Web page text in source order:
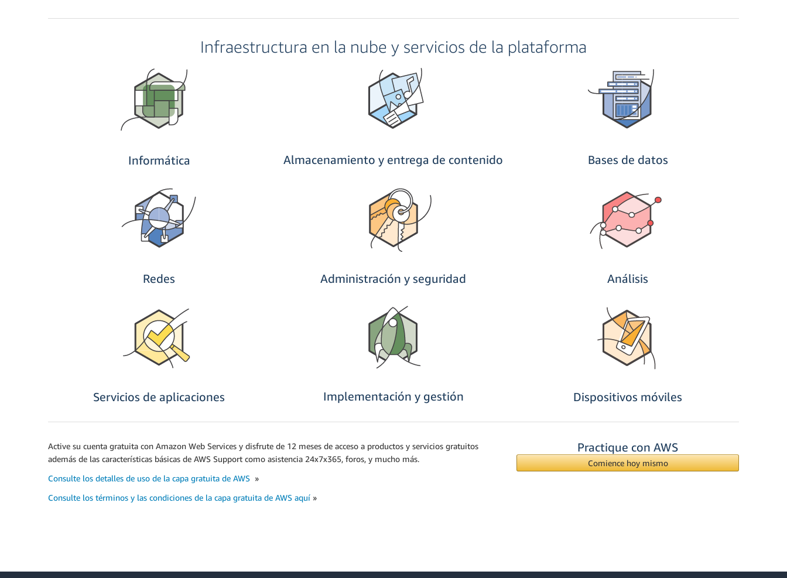
Infraestructura en la nube y servicios de la plataforma
Informática Almacenamiento y entrega de contenido Bases de datos
Redes Administración y seguridad Análisis
Servicios de aplicaciones Implementación y gestión Dispositivos móviles
Active su cuenta gratuita con Amazon Web Services y disfrute de 12 meses de acceso a productos y servicios gratuitos
además de las características básicas de AWS Support como asistencia 24x7x365, foros, y mucho más.
Consulte los detalles de uso de la capa gratuita de AWS »
Consulte los términos y las condiciones de la capa gratuita de AWS aquí »
Practique con AWS
Comience hoy mismo